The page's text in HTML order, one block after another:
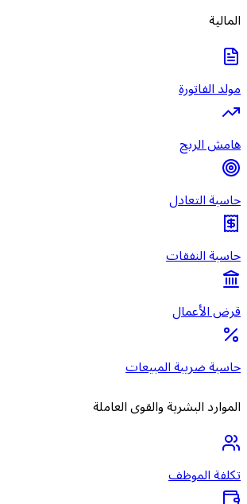
المالية
مولد الفاتورة
هامش الربح
حاسبة التعادل
حاسبة النفقات
قرض الأعمال
حاسبة ضريبة المبيعات
الموارد البشرية والقوى العاملة
تكلفة الموظف